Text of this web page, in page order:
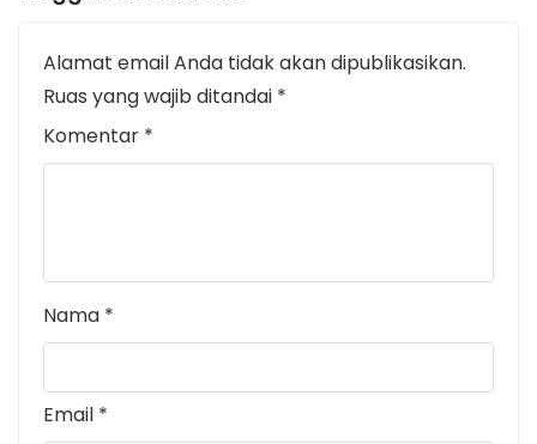
Alamat email Anda tidak akan dipublikasikan.
Ruas yang wajib ditandai *
Komentar *
Nama *
Email *